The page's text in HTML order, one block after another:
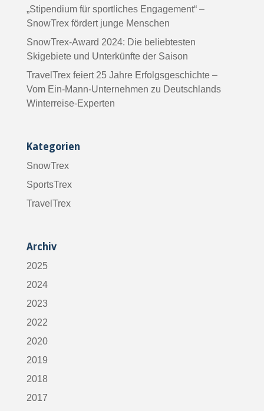
„Stipendium für sportliches Engagement“ –
SnowTrex fördert junge Menschen
SnowTrex-Award 2024: Die beliebtesten
Skigebiete und Unterkünfte der Saison
TravelTrex feiert 25 Jahre Erfolgsgeschichte –
Vom Ein-Mann-Unternehmen zu Deutschlands
Winterreise-Experten
Kategorien
SnowTrex
SportsTrex
TravelTrex
Archiv
2025
2024
2023
2022
2020
2019
2018
2017